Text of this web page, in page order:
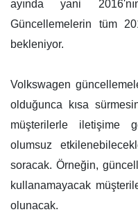
ayında yani
Güncellemelerin tüm
bekleniyor.
Volkswagen
olduğunca kısa
müşterilerle iletişime
olumsuz
soracak. Örneğin,
kullanamayacak
olunacak.